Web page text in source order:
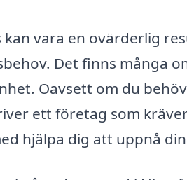
kan vara en ovärderlig
Det finns många
Oavsett om du
ett företag som
hjälpa dig att uppnå